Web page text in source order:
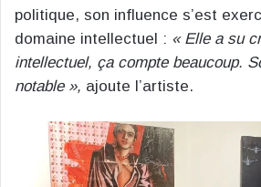
politique, son influence s’est
domaine intellectuel : « Elle a su
intellectuel, ça compte beaucoup.
notable », ajoute l’artiste.